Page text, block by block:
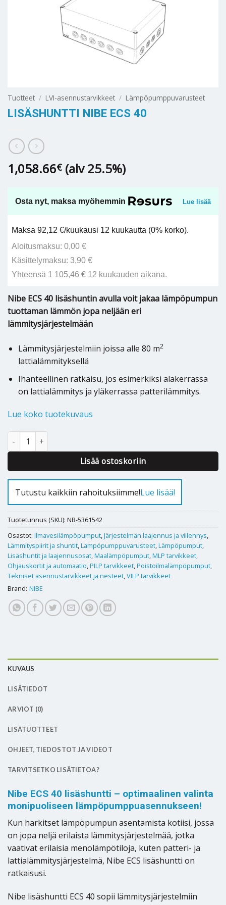
Tuotteet / LVI-asennustarvikkeet / Lämpöpumppuvarusteet
LISÄSHUNTTI NIBE ECS 40
1,058.66€ (alv 25.5%)
Osta nyt, maksa myöhemmin Lue lisää
Maksa 92,12 €/kuukausi 12 kuukautta (0% korko).
Aloitusmaksu: 0,00 €
Käsittelymaksu: 3,90 €
Yhteensä 1 105,46 € 12 kuukauden aikana.
Nibe ECS 40 lisäshuntin avulla voit jakaa lämpöpumpun
tuottaman lämmön jopa neljään eri
lämmitysjärjestelmään
Lämmitysjärjestelmiin joissa alle 80 m2
lattialämmityksellä
Ihanteellinen ratkaisu, jos esimerkiksi alakerrassa
on lattialämmitys ja yläkerrassa patterilämmitys.
Lue koko tuotekuvaus
Lisäshuntti Nibe ECS 40 määrä
Lisää ostoskoriin
Alternative:
Tutustu kaikkiin rahoituksiimme!Lue lisää!
Tuotetunnus (SKU): NB-5361542
Osastot: Ilmavesilämpöpumput,Järjestelmän laajennus ja viilennys,
Lämmityspiirit ja shuntit,Lämpöpumppuvarusteet,Lämpöpumput,
Lisäshuntit ja laajennusosat,Maalämpöpumput,MLP tarvikkeet,
Ohjauskortit ja automaatio,PILP tarvikkeet,Poistoilmalämpöpumput,
Tekniset asennustarvikkeet ja nesteet,VILP tarvikkeet
Brand: NIBE
KUVAUS
LISÄTIEDOT
ARVIOT (0)
LISÄTUOTTEET
OHJEET, TIEDOSTOT JA VIDEOT
TARVITSETKO LISÄTIETOA?
Nibe ECS 40 lisäshuntti – optimaalinen valinta
monipuoliseen lämpöpumppuasennukseen!
Kun harkitset lämpöpumpun asentamista kotiisi, jossa
on jopa neljä erilaista lämmitysjärjestelmää, jotka
vaativat erilaisia menolämpötiloja, kuten patteri- ja
lattialämmitysjärjestelmä, Nibe ECS lisäshuntti on
ratkaisusi.
Nibe lisäshuntti ECS 40 sopii lämmitysjärjestelmiin